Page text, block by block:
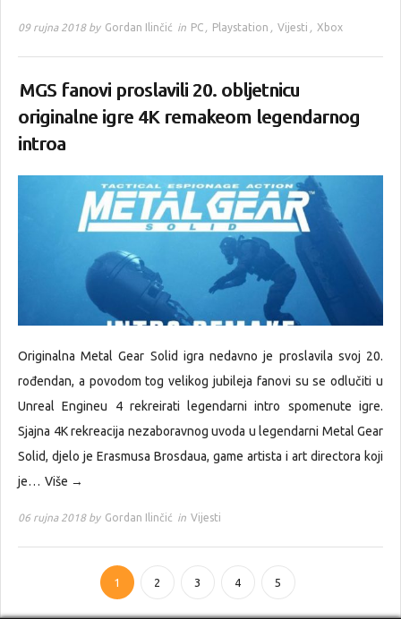
09 rujna 2018 by Gordan Ilinčić in PC , Playstation , Vijesti , Xbox
MGS fanovi proslavili 20. obljetnicu
originalne igre 4K remakeom legendarnog
introa
Originalna Metal Gear Solid igra nedavno je proslavila svoj 20.
rođendan, a povodom tog velikog jubileja fanovi su se odlučiti u
Unreal Engineu 4 rekreirati legendarni intro spomenute igre.
Sjajna 4K rekreacija nezaboravnog uvoda u legendarni Metal Gear
Solid, djelo je Erasmusa Brosdaua, game artista i art directora koji
je… Više →
06 rujna 2018 by Gordan Ilinčić in Vijesti
1 2 3 4 5